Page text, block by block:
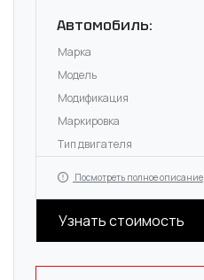
Автомобиль:
Марка
Модель
Модификация
Маркировка
Тип двигателя
Посмотреть полное описание
Узнать стоимость